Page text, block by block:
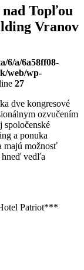
Topľou
Vranov
6/a/6a58ff08-
web/wp-
27
dve kongresové
ozvučením
spoločenské
a ponuka
majú možnosť
vedľa